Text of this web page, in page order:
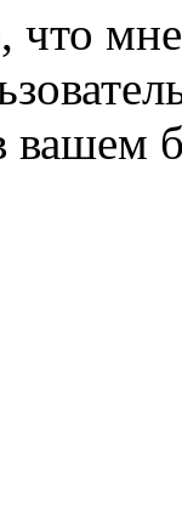
вашем